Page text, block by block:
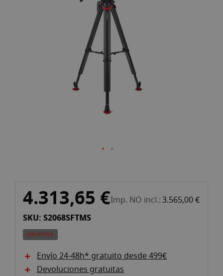
de
galería
imágenes
4.313,65 €Imp. NO incl. 3.565,00 €
SKU: S2068SFTMS
SIN STOCK
Envío 24-48h* gratuito desde 499€
Devoluciones gratuitas